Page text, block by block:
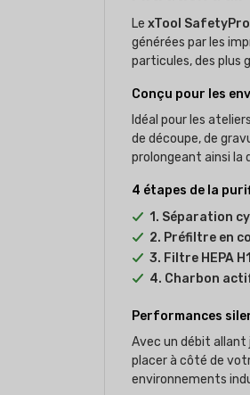
Le xTool SafetyPro
générées par les
particules, des plus
Conçu pour les
Idéal pour les
de découpe, de
prolongeant ainsi la
4 étapes de la
1. Séparation
2. Préfiltre en
3. Filtre HEPA
4. Charbon
Performances
Avec un débit allant
placer à côté de
environnements